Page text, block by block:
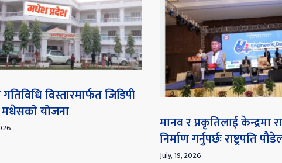
विस्तारमार्फत जिडिपी
योजना
मानव र प्रकृतिलाई केन्द्रमा
निर्माण गर्नुपर्छः राष्ट्रपति
July, 19, 2026